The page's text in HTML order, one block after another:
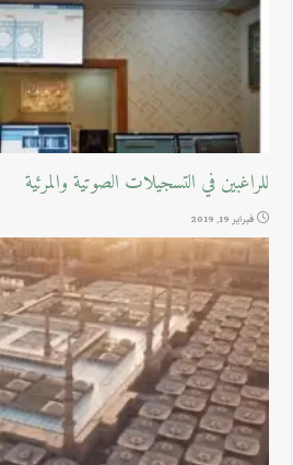
للراغبين في التسجيلات الصوتية والمرئية
فبراير 19, 2019